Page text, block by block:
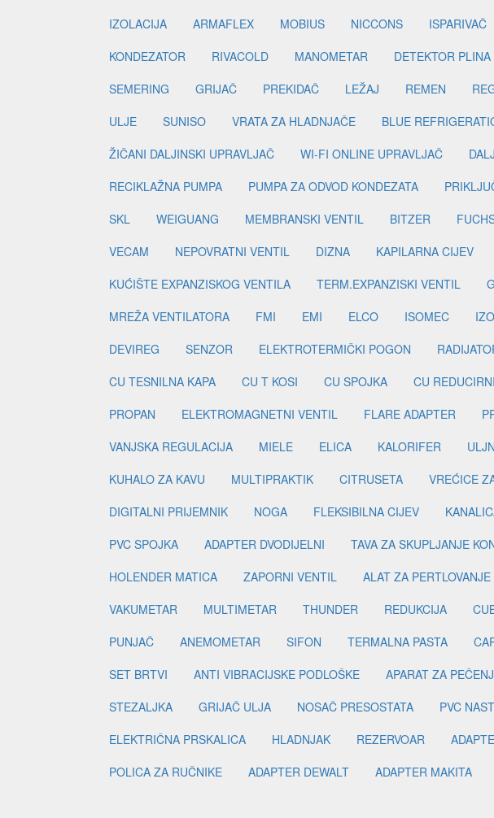
IZOLACIJA
ARMAFLEX MOBIUS NICCONS ISPARIVAČ
KONDEZATOR
RIVACOLD MANOMETAR DETEKTOR PLINA
SEMERING
GRIJAČ PREKIDAČ LEŽAJ REMEN
ULJE
SUNISO VRATA ZA HLADNJAČE BLUE
ŽIČANI DALJINSKI UPRAVLJAČ
WI-FI ONLINE UPRAVLJAČ
RECIKLAŽNA PUMPA
PUMPA ZA ODVOD KONDEZATA
SKL
WEIGUANG MEMBRANSKI VENTIL BITZER
VECAM
NEPOVRATNI VENTIL DIZNA KAPILARNA CIJEV
KUĆIŠTE EXPANZISKOG VENTILA
TERM.EXPANZISKI VENTIL
MREŽA VENTILATORA
FMI EMI ELCO ISOMEC
DEVIREG
SENZOR ELEKTROTERMIČKI POGON
CU TESNILNA KAPA
CU T KOSI CU SPOJKA CU
PROPAN
ELEKTROMAGNETNI VENTIL FLARE ADAPTER
VANJSKA REGULACIJA
MIELE ELICA KALORIFER
KUHALO ZA KAVU
MULTIPRAKTIK CITRUSETA VREĆICE
DIGITALNI PRIJEMNIK
NOGA FLEKSIBILNA CIJEV
PVC SPOJKA
ADAPTER DVODIJELNI TAVA ZA SKUPLJANJE
HOLENDER MATICA
ZAPORNI VENTIL ALAT ZA PERTLOVANJE
VAKUMETAR
MULTIMETAR THUNDER REDUKCIJA
PUNJAČ
ANEMOMETAR SIFON TERMALNA PASTA
SET BRTVI
ANTI VIBRACIJSKE PODLOŠKE APARAT ZA
STEZALJKA
GRIJAČ ULJA NOSAČ PRESOSTATA PVC
ELEKTRIČNA PRSKALICA
HLADNJAK REZERVOAR
POLICA ZA RUČNIKE
ADAPTER DEWALT ADAPTER MAKITA